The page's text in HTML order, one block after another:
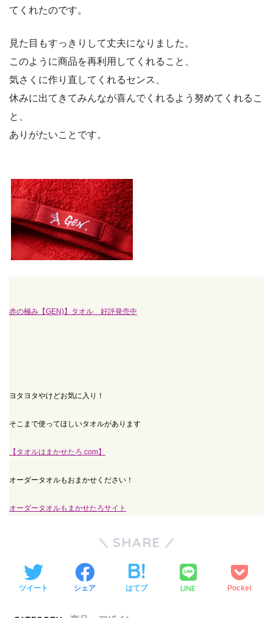
てくれたのです。
見た目もすっきりして丈夫になりました。
このように商品を再利用してくれること、
気さくに作り直してくれるセンス、
休みに出てきてみんなが喜んでくれるよう努めてくれるこ
と、
ありがたいことです。
赤の極み【GEN)】タオル 好評発売中
ヨタヨタやけどお気に入り！
そこまで使ってほしいタオルがあります
【タオルはまかせたろ.com】
オーダータオルもおまかせください！
オーダータオルもまかせたろサイト
SHARE
ツイート シェア はてブ LINE Pocket